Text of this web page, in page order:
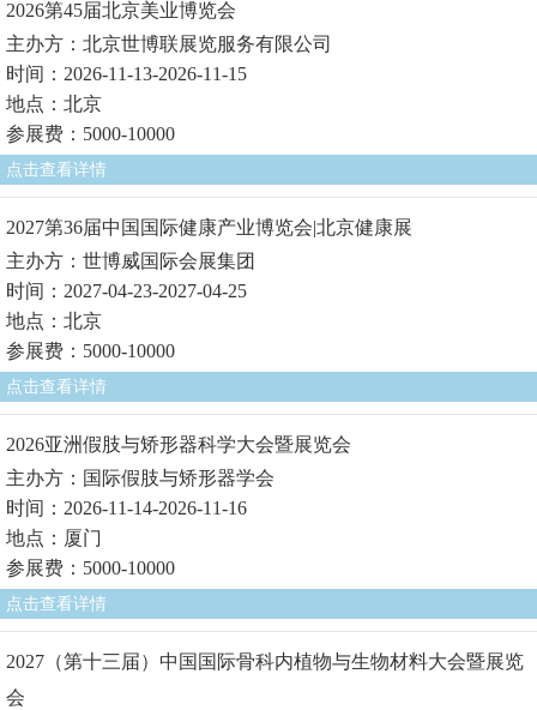
2026第45届北京美业博览会
主办方：北京世博联展览服务有限公司
时间：2026-11-13-2026-11-15
地点：北京
参展费：5000-10000
点击查看详情
2027第36届中国国际健康产业博览会|北京健康展
主办方：世博威国际会展集团
时间：2027-04-23-2027-04-25
地点：北京
参展费：5000-10000
点击查看详情
2026亚洲假肢与矫形器科学大会暨展览会
主办方：国际假肢与矫形器学会
时间：2026-11-14-2026-11-16
地点：厦门
参展费：5000-10000
点击查看详情
2027（第十三届）中国国际骨科内植物与生物材料大会暨展览
会